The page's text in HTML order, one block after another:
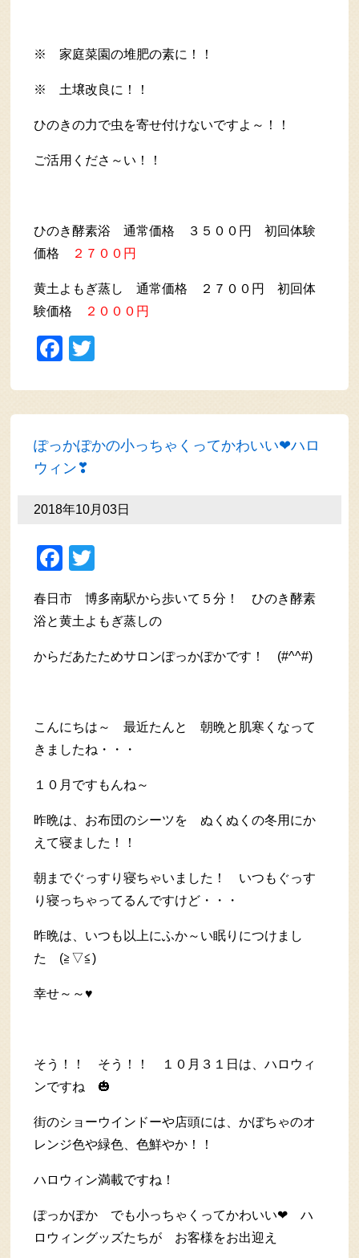
※ 家庭菜園の堆肥の素に！！
※ 土壌改良に！！
ひのきの力で虫を寄せ付けないですよ～！！
ご活用くださ～い！！
ひのき酵素浴 通常価格 ３５００円 初回体験
価格
２７００円
黄土よもぎ蒸し 通常価格 ２７００円 初回体
験価格
２０００円
Facebook
ぽっかぽかの小っちゃくってかわいい❤ハロ
ウィン❣
2018年10月03日
Facebook
春日市 博多南駅から歩いて５分！ ひのき酵素
浴と黄土よもぎ蒸しの
からだあたためサロンぽっかぽかです！ (#^^#)
こんにちは～ 最近たんと 朝晩と肌寒くなって
きましたね・・・
１０月ですもんね～
昨晩は、お布団のシーツを ぬくぬくの冬用にか
えて寝ました！！
朝までぐっすり寝ちゃいました！ いつもぐっす
り寝っちゃってるんですけど・・・
昨晩は、いつも以上にふか～い眠りにつけまし
た (≧▽≦)
幸せ～～♥
そう！！ そう！！ １０月３１日は、ハロウィ
ンですね 🎃
街のショーウインドーや店頭には、かぼちゃのオ
レンジ色や緑色、色鮮やか！！
ハロウィン満載ですね！
ぽっかぽか でも小っちゃくってかわいい❤ ハ
ロウィングッズたちが お客様をお出迎え